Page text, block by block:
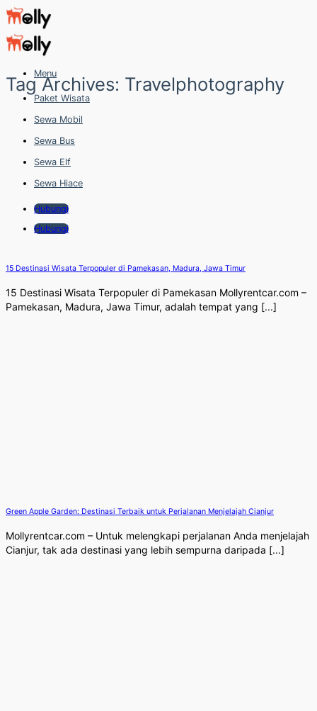
Skip
to
content
Menu
Paket Wisata
Sewa Mobil
Sewa Bus
Sewa Elf
Sewa Hiace
Hubungi
Hubungi
Tag Archives: Travelphotography
15 Destinasi Wisata Terpopuler di Pamekasan, Madura, Jawa Timur
15 Destinasi Wisata Terpopuler di Pamekasan Mollyrentcar.com –
Pamekasan, Madura, Jawa Timur, adalah tempat yang [...]
Green Apple Garden: Destinasi Terbaik untuk Perjalanan Menjelajah Cianjur
Mollyrentcar.com – Untuk melengkapi perjalanan Anda menjelajah
Cianjur, tak ada destinasi yang lebih sempurna daripada [...]